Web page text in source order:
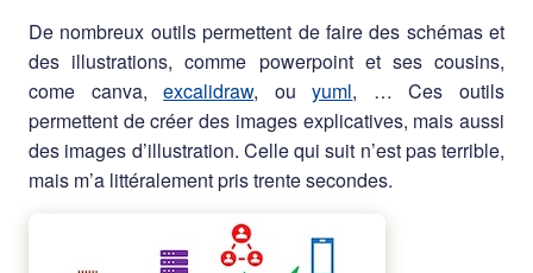
De nombreux outils permettent de faire des schémas et
des illustrations, comme powerpoint et ses cousins,
come canva,excalidraw, ouyuml, … Ces outils
permettent de créer des images explicatives, mais aussi
des images d’illustration. Celle qui suit n’est pas terrible,
mais m’a littéralement pris trente secondes.